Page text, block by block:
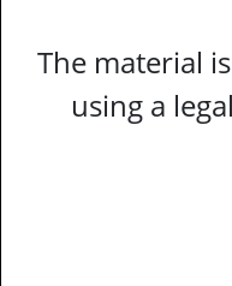
The material
using a